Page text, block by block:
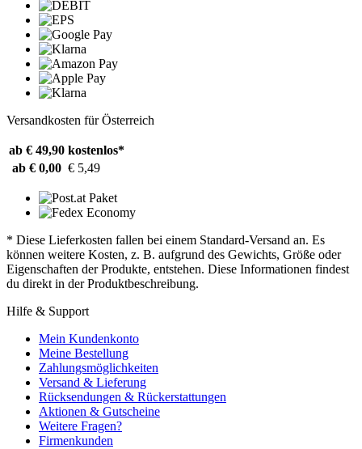
Versandkosten für Österreich
ab € 49,90 kostenlos*
ab € 0,00 € 5,49
* Diese Lieferkosten fallen bei einem Standard-Versand an. Es
können weitere Kosten, z. B. aufgrund des Gewichts, Größe oder
Eigenschaften der Produkte, entstehen. Diese Informationen findest
du direkt in der Produktbeschreibung.
Hilfe & Support
Mein Kundenkonto
Meine Bestellung
Zahlungsmöglichkeiten
Versand & Lieferung
Rücksendungen & Rückerstattungen
Aktionen & Gutscheine
Weitere Fragen?
Firmenkunden